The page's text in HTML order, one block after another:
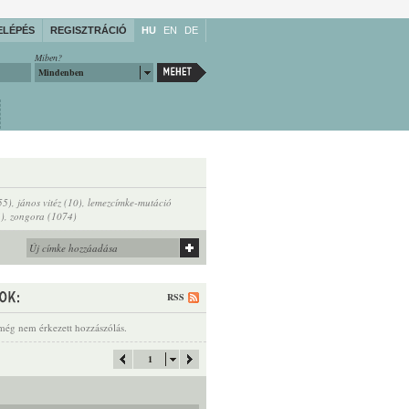
REGISZTRÁCIÓ HU EN DE
Miben?
Mindenben
, jános vitéz (10), lemezcímke-mutáció
, zongora (1074)
RSS
nem érkezett hozzászólás.
1